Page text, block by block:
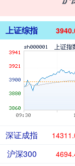
上证综指
深证成指
沪深300